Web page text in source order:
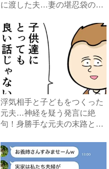
に渡した夫…妻の堪忍袋の緒
浮気相手と子どもをつくった
元夫…神経を疑う発言に絶
句！身勝手な元夫の末路と